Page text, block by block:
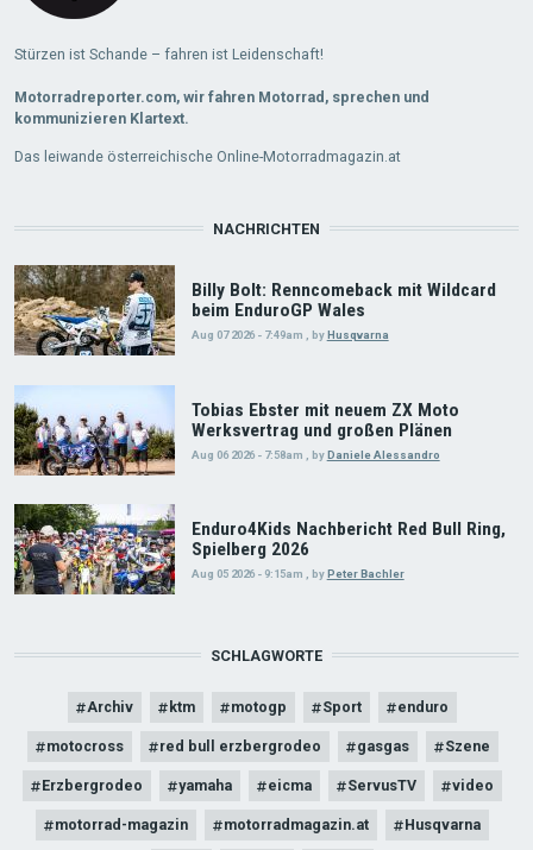
Stürzen ist Schande – fahren ist Leidenschaft!
Motorradreporter.com, wir fahren Motorrad, sprechen und
kommunizieren Klartext.
Das leiwande österreichische Online-Motorradmagazin.at
NACHRICHTEN
Billy Bolt: Renncomeback mit Wildcard
beim EnduroGP Wales
Aug 07 2026 - 7:49am byHusqvarna
Tobias Ebster mit neuem ZX Moto
Werksvertrag und großen Plänen
Aug 06 2026 - 7:58am byDaniele Alessandro
Enduro4Kids Nachbericht Red Bull Ring,
Spielberg 2026
Aug 05 2026 - 9:15am , by Peter Bachler
SCHLAGWORTE
Archiv ktm motogp Sport enduro
motocross red bull erzbergrodeo gasgas Szene
Erzbergrodeo yamaha eicma ServusTV video
motorrad-magazin motorradmagazin.at Husqvarna